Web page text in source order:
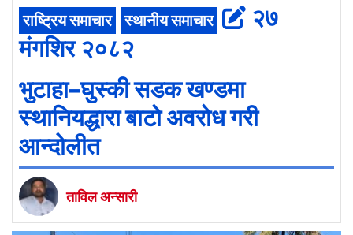
राष्ट्रिय समाचार स्थानीय समाचार
२७
मंगशिर २०८२
भुटाहा–घुस्की सडक खण्डमा
स्थानियद्धारा बाटो अवरोध गरी
आन्दोलीत
ताविल अन्सारी